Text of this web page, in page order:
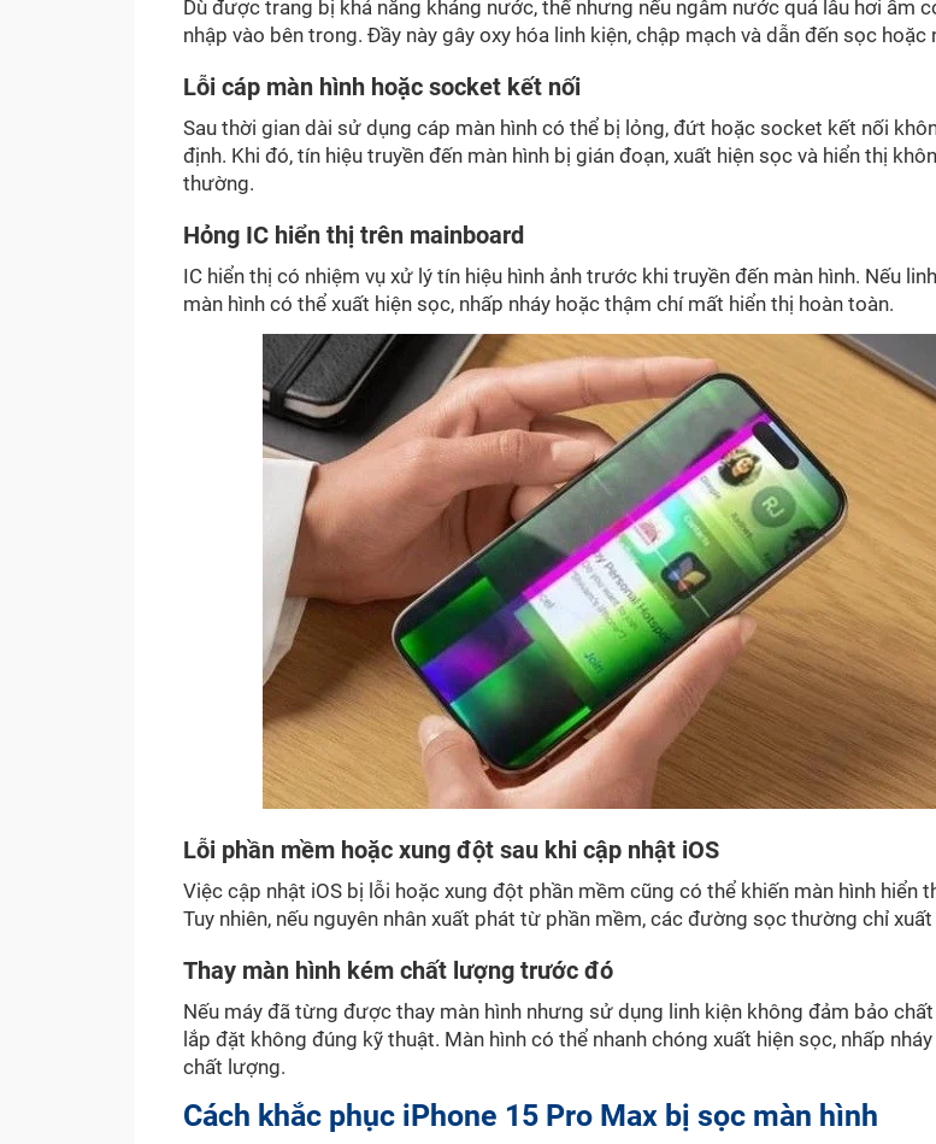
Dù được trang bị khả năng kháng nước, thế nhưng nếu ngâm nước quá lâu hơi ẩm
nhập vào bên trong. Đầy này gây oxy hóa linh kiện, chập mạch và dẫn đến sọc hoặc
Lỗi cáp màn hình hoặc socket kết nối
Sau thời gian dài sử dụng cáp màn hình có thể bị lỏng, đứt hoặc socket kết nối
định. Khi đó, tín hiệu truyền đến màn hình bị gián đoạn, xuất hiện sọc và hiển thị
thường.
Hỏng IC hiển thị trên mainboard
IC hiển thị có nhiệm vụ xử lý tín hiệu hình ảnh trước khi truyền đến màn hình. Nếu
màn hình có thể xuất hiện sọc, nhấp nháy hoặc thậm chí mất hiển thị hoàn toàn.
Lỗi phần mềm hoặc xung đột sau khi cập nhật iOS
Việc cập nhật iOS bị lỗi hoặc xung đột phần mềm cũng có thể khiến màn hình hiển
Tuy nhiên, nếu nguyên nhân xuất phát từ phần mềm, các đường sọc thường chỉ
Thay màn hình kém chất lượng trước đó
Nếu máy đã từng được thay màn hình nhưng sử dụng linh kiện không đảm bảo
lắp đặt không đúng kỹ thuật. Màn hình có thể nhanh chóng xuất hiện sọc, nhấp
chất lượng.
Cách khắc phục iPhone 15 Pro Max bị sọc màn hình